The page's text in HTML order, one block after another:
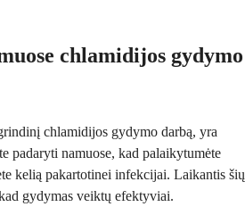
chlamidijos gydymo
chlamidijos gydymo darbą, yra
padaryti namuose, kad palaikytumėte
kelią pakartotinei infekcijai. Laikantis šių
gydymas veiktų efektyviai.